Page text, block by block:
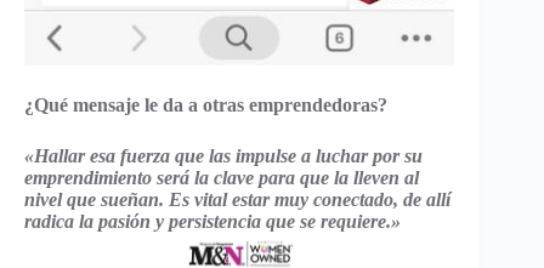
¿Qué mensaje le da a otras emprendedoras?
«Hallar esa fuerza que las impulse a luchar por su
emprendimiento será la clave para que la lleven al
nivel que sueñan. Es vital estar muy conectado, de allí
radica la pasión y persistencia que se requiere.»